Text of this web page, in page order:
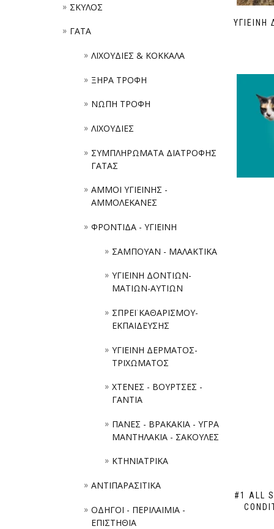
#1 ALL
ΣΚΥΛΟΣ
ΓΑΤΑ
ΛΙΧΟΥΔΙΕΣ & ΚΟΚΚΑΛΑ
ΞΗΡΑ ΤΡΟΦΗ
ΝΩΠΗ ΤΡΟΦΗ
ΛΙΧΟΥΔΙΕΣ
ΣΥΜΠΛΗΡΩΜΑΤΑ ΔΙΑΤΡΟΦΗΣ
ΓΑΤΑΣ
ΑΜΜΟΙ ΥΓΙΕΙΝΗΣ -
ΑΜΜΟΛΕΚΑΝΕΣ
ΦΡΟΝΤΙΔΑ - ΥΓΙΕΙΝΗ
ΣΑΜΠΟΥΑΝ - ΜΑΛΑΚΤΙΚΑ
ΥΓΙΕΙΝΗ ΔΟΝΤΙΩΝ-
ΜΑΤΙΩΝ-ΑΥΤΙΩΝ
ΣΠΡΕΪ ΚΑΘΑΡΙΣΜΟΥ-
ΕΚΠΑΙΔΕΥΣΗΣ
ΥΓΙΕΙΝΗ ΔΕΡΜΑΤΟΣ-
ΤΡΙΧΩΜΑΤΟΣ
ΧΤΕΝΕΣ - ΒΟΥΡΤΣΕΣ -
ΓΑΝΤΙΑ
ΠΑΝΕΣ - ΒΡΑΚΑΚΙΑ - ΥΓΡΑ
ΜΑΝΤΗΛΑΚΙΑ - ΣΑΚΟΥΛΕΣ
ΚΤΗΝΙΑΤΡΙΚΑ
ΑΝΤΙΠΑΡΑΣΙΤΙΚΑ
ΟΔΗΓΟΙ - ΠΕΡΙΛΑΙΜΙΑ -
ΕΠΙΣΤΗΘΙΑ